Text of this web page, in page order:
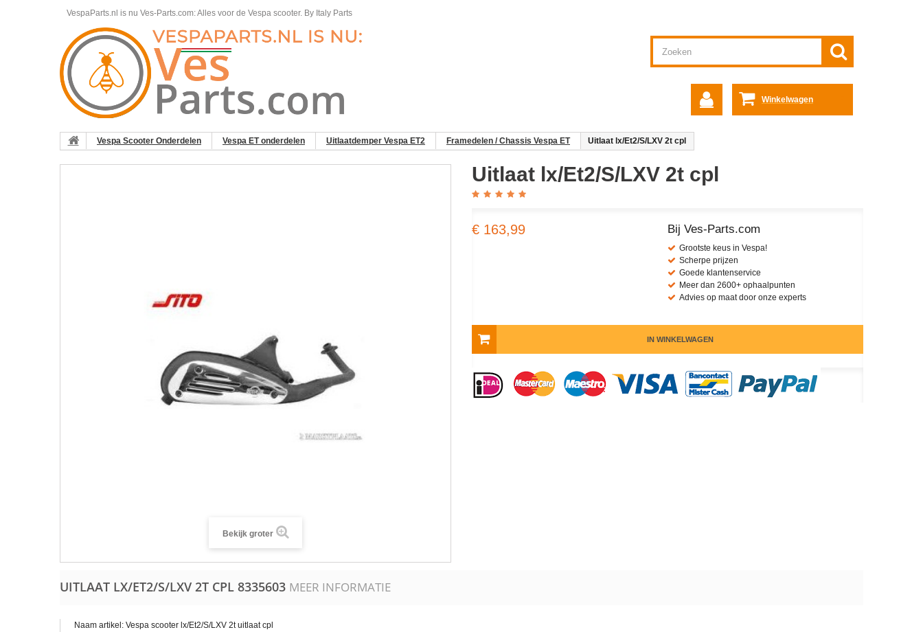
VespaParts.nl is nu Ves-Parts.com: Alles voor de Vespa scooter. By Italy Parts
Winkelwagen
Vespa Scooter Onderdelen Vespa ET onderdelen Uitlaatdemper Vespa ET2 Framedelen / Chassis Vespa ET Uitlaat lx/Et2/S/LXV 2t cpl
Bekijk groter
Uitlaat lx/Et2/S/LXV 2t cpl
€ 163,99 Bij Ves-Parts.com
Grootste keus in Vespa!
Scherpe prijzen
Goede klantenservice
Meer dan 2600+ ophaalpunten
Advies op maat door onze experts
IN WINKELWAGEN
UITLAAT LX/ET2/S/LXV 2T CPL 8335603 MEER INFORMATIE
Naam artikel: Vespa scooter lx/Et2/S/LXV 2t uitlaat cpl